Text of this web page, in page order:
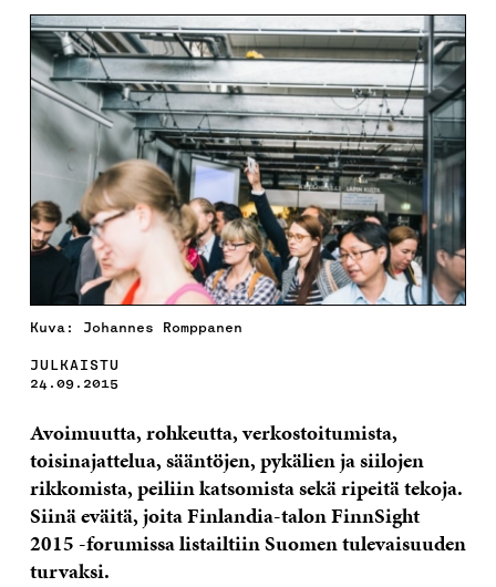
Kuva: Johannes Romppanen
JULKAISTU
24.09.2015
Avoimuutta, rohkeutta, verkostoitumista,
toisinajattelua, sääntöjen, pykälien ja siilojen
rikkomista, peiliin katsomista sekä ripeitä tekoja.
Siinä eväitä, joita Finlandia-talon FinnSight
2015 -forumissa listailtiin Suomen tulevaisuuden
turvaksi.